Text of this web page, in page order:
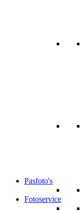
Pasfoto's
Fotoservice